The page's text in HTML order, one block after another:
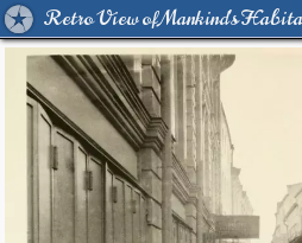
Retro View of Mankind's